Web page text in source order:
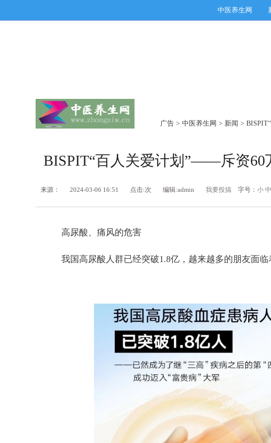
中医养生网
广告 > 中医养生网 > 新闻 >
BISPIT“百人关爱计划”——斥资60
来源： 2024-03-06 16:51 点击:次 编辑:admin 我要投搞 字号： 小 中
高尿酸、痛风的危害
我国高尿酸人群已经突破1.8亿，越来越多的朋友面临